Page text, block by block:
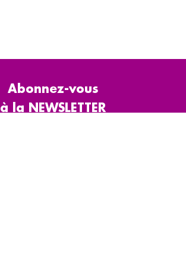
Abonnez-vous
à la NEWSLETTER